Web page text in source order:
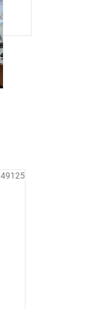
49125